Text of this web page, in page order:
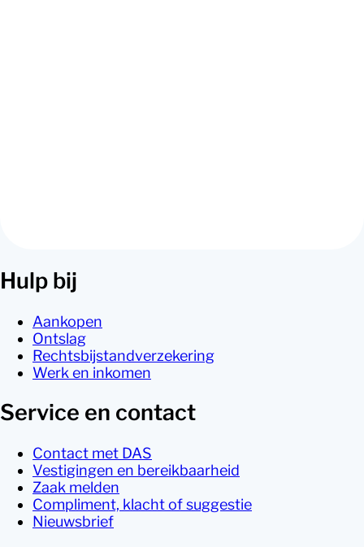
Hulp bij
Aankopen
Ontslag
Rechtsbijstandverzekering
Werk en inkomen
Service en contact
Contact met DAS
Vestigingen en bereikbaarheid
Zaak melden
Compliment, klacht of suggestie
Nieuwsbrief